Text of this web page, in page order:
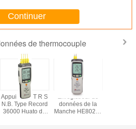
Continuer
de thermocouple
Appui K J E T R S
N.B. Type Record
36000 Huato de
Enregistreur de
données de la
Manche HE802 2,